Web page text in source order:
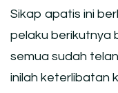
Sikap apatis ini
pelaku berikutnya
semua sudah
inilah keterlibatan